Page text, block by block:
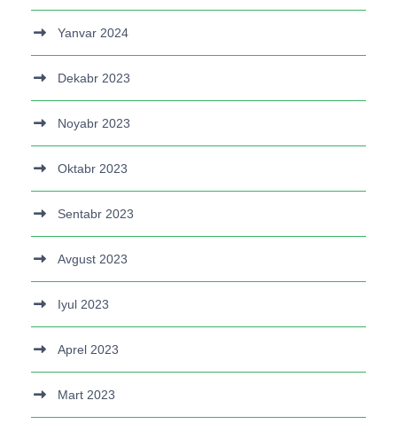
Yanvar 2024
Dekabr 2023
Noyabr 2023
Oktabr 2023
Sentabr 2023
Avgust 2023
Iyul 2023
Aprel 2023
Mart 2023